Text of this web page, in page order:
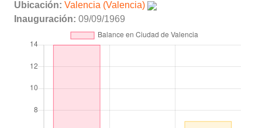
Ubicación: Valencia (Valencia)
Inauguración: 09/09/1969